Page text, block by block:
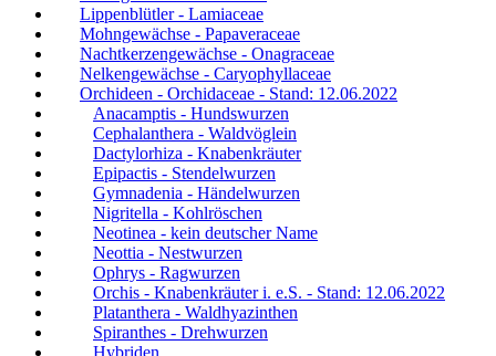
Lippenblütler - Lamiaceae
Mohngewächse - Papaveraceae
Nachtkerzengewächse - Onagraceae
Nelkengewächse - Caryophyllaceae
Orchideen - Orchidaceae - Stand: 12.06.2022
Anacamptis - Hundswurzen
Cephalanthera - Waldvöglein
Dactylorhiza - Knabenkräuter
Epipactis - Stendelwurzen
Gymnadenia - Händelwurzen
Nigritella - Kohlröschen
Neotinea - kein deutscher Name
Neottia - Nestwurzen
Ophrys - Ragwurzen
Orchis - Knabenkräuter i. e.S. - Stand: 12.06.2022
Platanthera - Waldhyazinthen
Spiranthes - Drehwurzen